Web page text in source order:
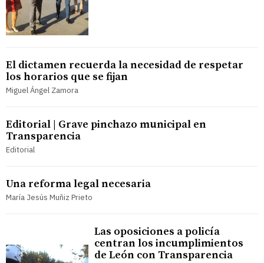
El dictamen recuerda la necesidad de respetar
los horarios que se fijan
Miguel Ángel Zamora
Editorial | Grave pinchazo municipal en
Transparencia
Editorial
Una reforma legal necesaria
María Jesús Muñiz Prieto
Las oposiciones a policía
centran los incumplimientos
de León con Transparencia